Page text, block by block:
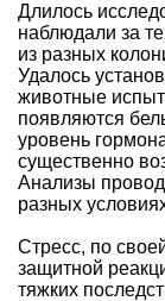
Длилось
наблюдали за
из разных
Удалось
животные
появляются
уровень
существенно
Анализы
разных
Стресс, по
защитной
тяжких